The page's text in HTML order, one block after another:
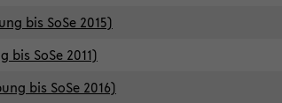
bis SoSe 2015)
bis SoSe 2011)
bis SoSe 2016)